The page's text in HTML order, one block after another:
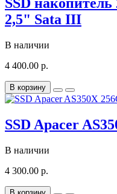
2,5" Sata III
В наличии
4 400.00 р.
В корзину
SSD Apacer
В наличии
4 300.00 р.